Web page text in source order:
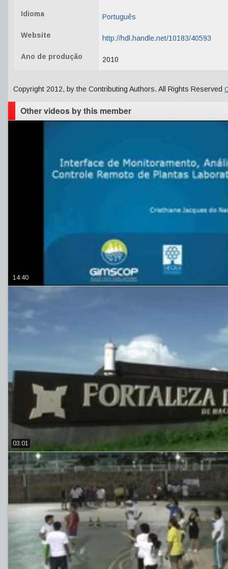
Idioma Português
Website http://hdl.handle.net/10183/40593
Ano de produção 2010
Copyright 2012, by the Contributing Authors. All Rights Reserved
Other videos by this member
14:40
03:01